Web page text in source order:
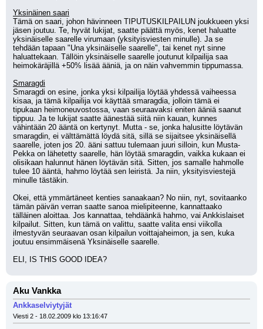
Yksinäinen saari
Tämä on saari, johon hävinneen TIPUTUSKILPAILUN joukkueen yksi
jäsen joutuu. Te, hyvät lukijat, saatte päättä myös, kenet haluatte
yksinäiselle saarelle virumaan (yksityisviesten minulle). Ja se
tehdään tapaan "Una yksinäiselle saarelle", tai kenet nyt sinne
haluattekaan. Tällöin yksinäiselle saarelle joutunut kilpailija saa
heimokäräjillä +50% lisää ääniä, ja on näin vahvemmin tippumassa.
Smaragdi
Smaragdi on esine, jonka yksi kilpailija löytää yhdessä vaiheessa
kisaa, ja tämä kilpailija voi käyttää smaragdia, jolloin tämä ei
tipukaan heimoneuvostossa, vaan seuraavaksi eniten ääniä saanut
tippuu. Ja te lukijat saatte äänestää siitä niin kauan, kunnes
vähintään 20 ääntä on kertynyt. Mutta - se, jonka halusitte löytävän
smaragdin, ei välttämättä löydä sitä, sillä se sijaitsee yksinäisellä
saarelle, joten jos 20. ääni sattuu tulemaan juuri silloin, kun Musta-
Pekka on lähetetty saarelle, hän löytää smaragdin, vaikka kukaan ei
olisikaan halunnut hänen löytävän sitä. Sitten, jos samalle hahmolle
tulee 10 ääntä, hahmo löytää sen leiristä. Ja niin, yksityisviestejä
minulle tästäkin.
Okei, että ymmärtäneet kenties sanaakaan? No niin, nyt, sovitaanko
tämän päivän verran saatte sanoa mielipiteenne, kannattaako
tälläinen aloittaa. Jos kannattaa, tehdäänkä hahmo, vai Ankkislaiset
kilpailut. Sitten, kun tämä on valittu, saatte valita ensi viikolla
ilmestyvän seuraavan osan kilpailun voittajaheimon, ja sen, kuka
joutuu ensimmäisenä Yksinäiselle saarelle.
ELI, IS THIS GOOD IDEA?
Aku Vankka
Ankkaselviytyjät
Viesti 2 - 18.02.2009 klo 13:16:47